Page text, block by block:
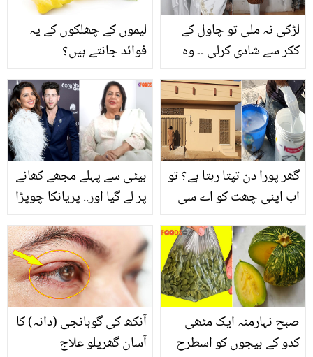
لیموں کے چھلکوں کے یہ
فوائد جانتے ہیں؟
لڑکی نہ ملی تو چاول کے
ککر سے شادی کرلی ۔۔ وہ
میں رکھے چاولوں کے ککر
سے شادی مگر بعد میں کیا
ہوا؟
بیٹی سے پہلے مجھے کھانے
پر لے گیا اور.. پریانکا چوپڑا
لڑکے سے کیوں کروائی؟
ماں کے انکشافات
گھر پورا دن تپتا رہتا ہے؟ تو
اب اپنی چھت کو اے سی
1500 روپے میں یہ طریقہ
آزمائیں اور گرمی سے بچ
جائیں
آنکھ کی گوہانجی (دانہ) کا
آسان گھریلو علاج
صبح نہارمنہ ایک مٹھی
کدو کے بیجوں کو اسطرح